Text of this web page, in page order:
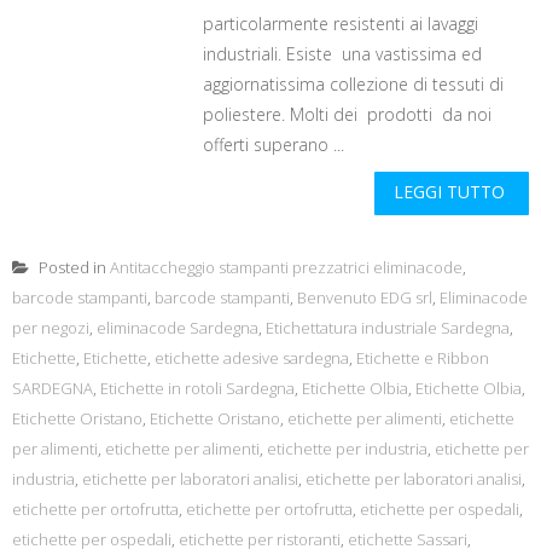
particolarmente resistenti ai lavaggi
industriali. Esiste una vastissima ed
aggiornatissima collezione di tessuti di
poliestere. Molti dei prodotti da noi
offerti superano ...
LEGGI TUTTO
Posted in Antitaccheggio stampanti prezzatrici eliminacode,
barcode stampanti, barcode stampanti, Benvenuto EDG srl, Eliminacode
per negozi, eliminacode Sardegna, Etichettatura industriale Sardegna,
Etichette, Etichette, etichette adesive sardegna, Etichette e Ribbon
SARDEGNA, Etichette in rotoli Sardegna, Etichette Olbia, Etichette Olbia,
Etichette Oristano, Etichette Oristano, etichette per alimenti, etichette
per alimenti, etichette per alimenti, etichette per industria, etichette per
industria, etichette per laboratori analisi, etichette per laboratori analisi,
etichette per ortofrutta, etichette per ortofrutta, etichette per ospedali,
etichette per ospedali, etichette per ristoranti, etichette Sassari,